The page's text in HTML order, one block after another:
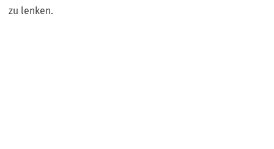
zu lenken.